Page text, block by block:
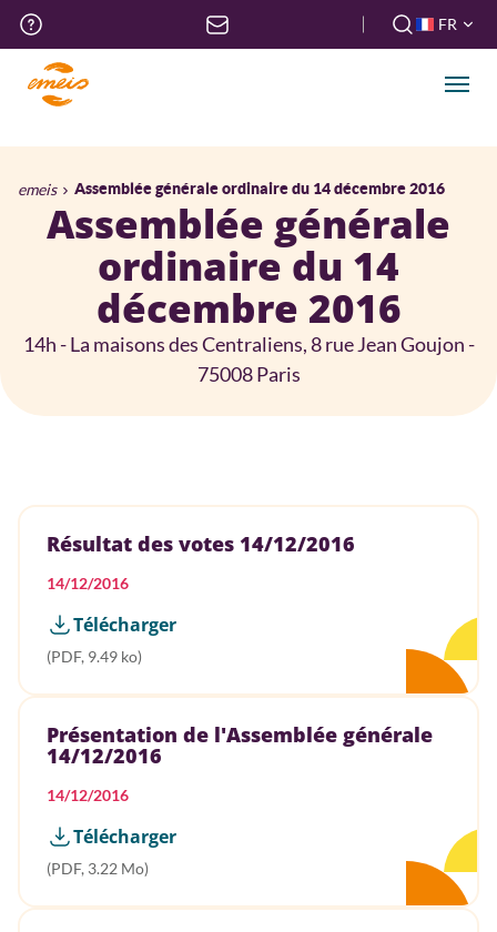
Aller
contenu
principal
Menu
haut
page
FR
FR
EN
Fil
d'Ariane
emeis Assemblée générale ordinaire du 14 décembre 2016
Assemblée générale
ordinaire du 14
décembre 2016
14h - La maisons des Centraliens, 8 rue Jean Goujon -
75008 Paris
Résultat des votes 14/12/2016
14/12/2016
Télécharger
(PDF, 9.49 ko)
Présentation de l'Assemblée générale
14/12/2016
14/12/2016
Télécharger
(PDF, 3.22 Mo)